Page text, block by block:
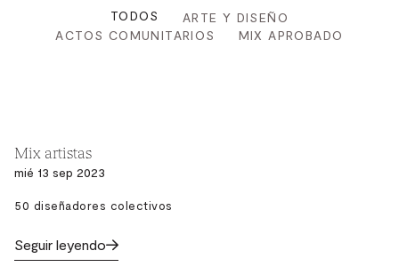
TODOS
ARTE Y DISEÑO
ACTOS COMUNITARIOS
MIX APROBADO
Mix artistas
mié 13 sep 2023
50 diseñadores colectivos
Seguir leyendo